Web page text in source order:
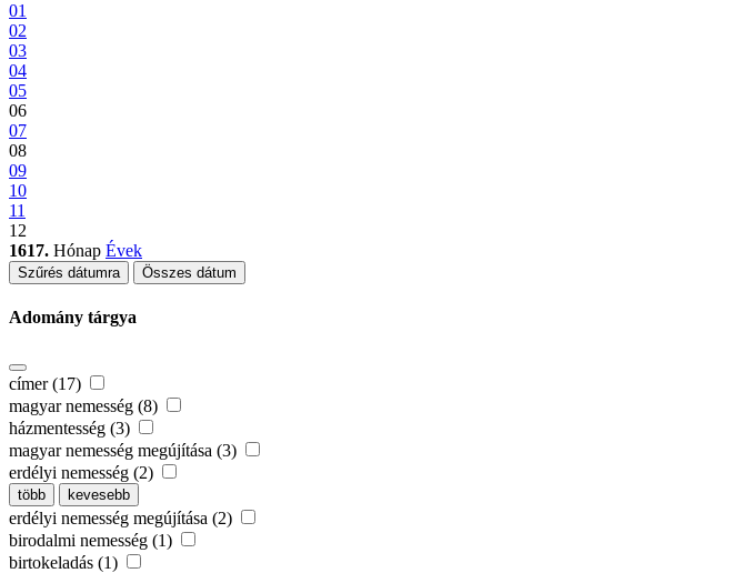
01
02
03
04
05
06
07
08
09
10
11
12
1617. Hónap Évek
Szűrés dátumra Összes dátum
Adomány tárgya
címer (17)
magyar nemesség (8)
házmentesség (3)
magyar nemesség megújítása (3)
erdélyi nemesség (2)
több kevesebb
erdélyi nemesség megújítása (2)
birodalmi nemesség (1)
birtokeladás (1)